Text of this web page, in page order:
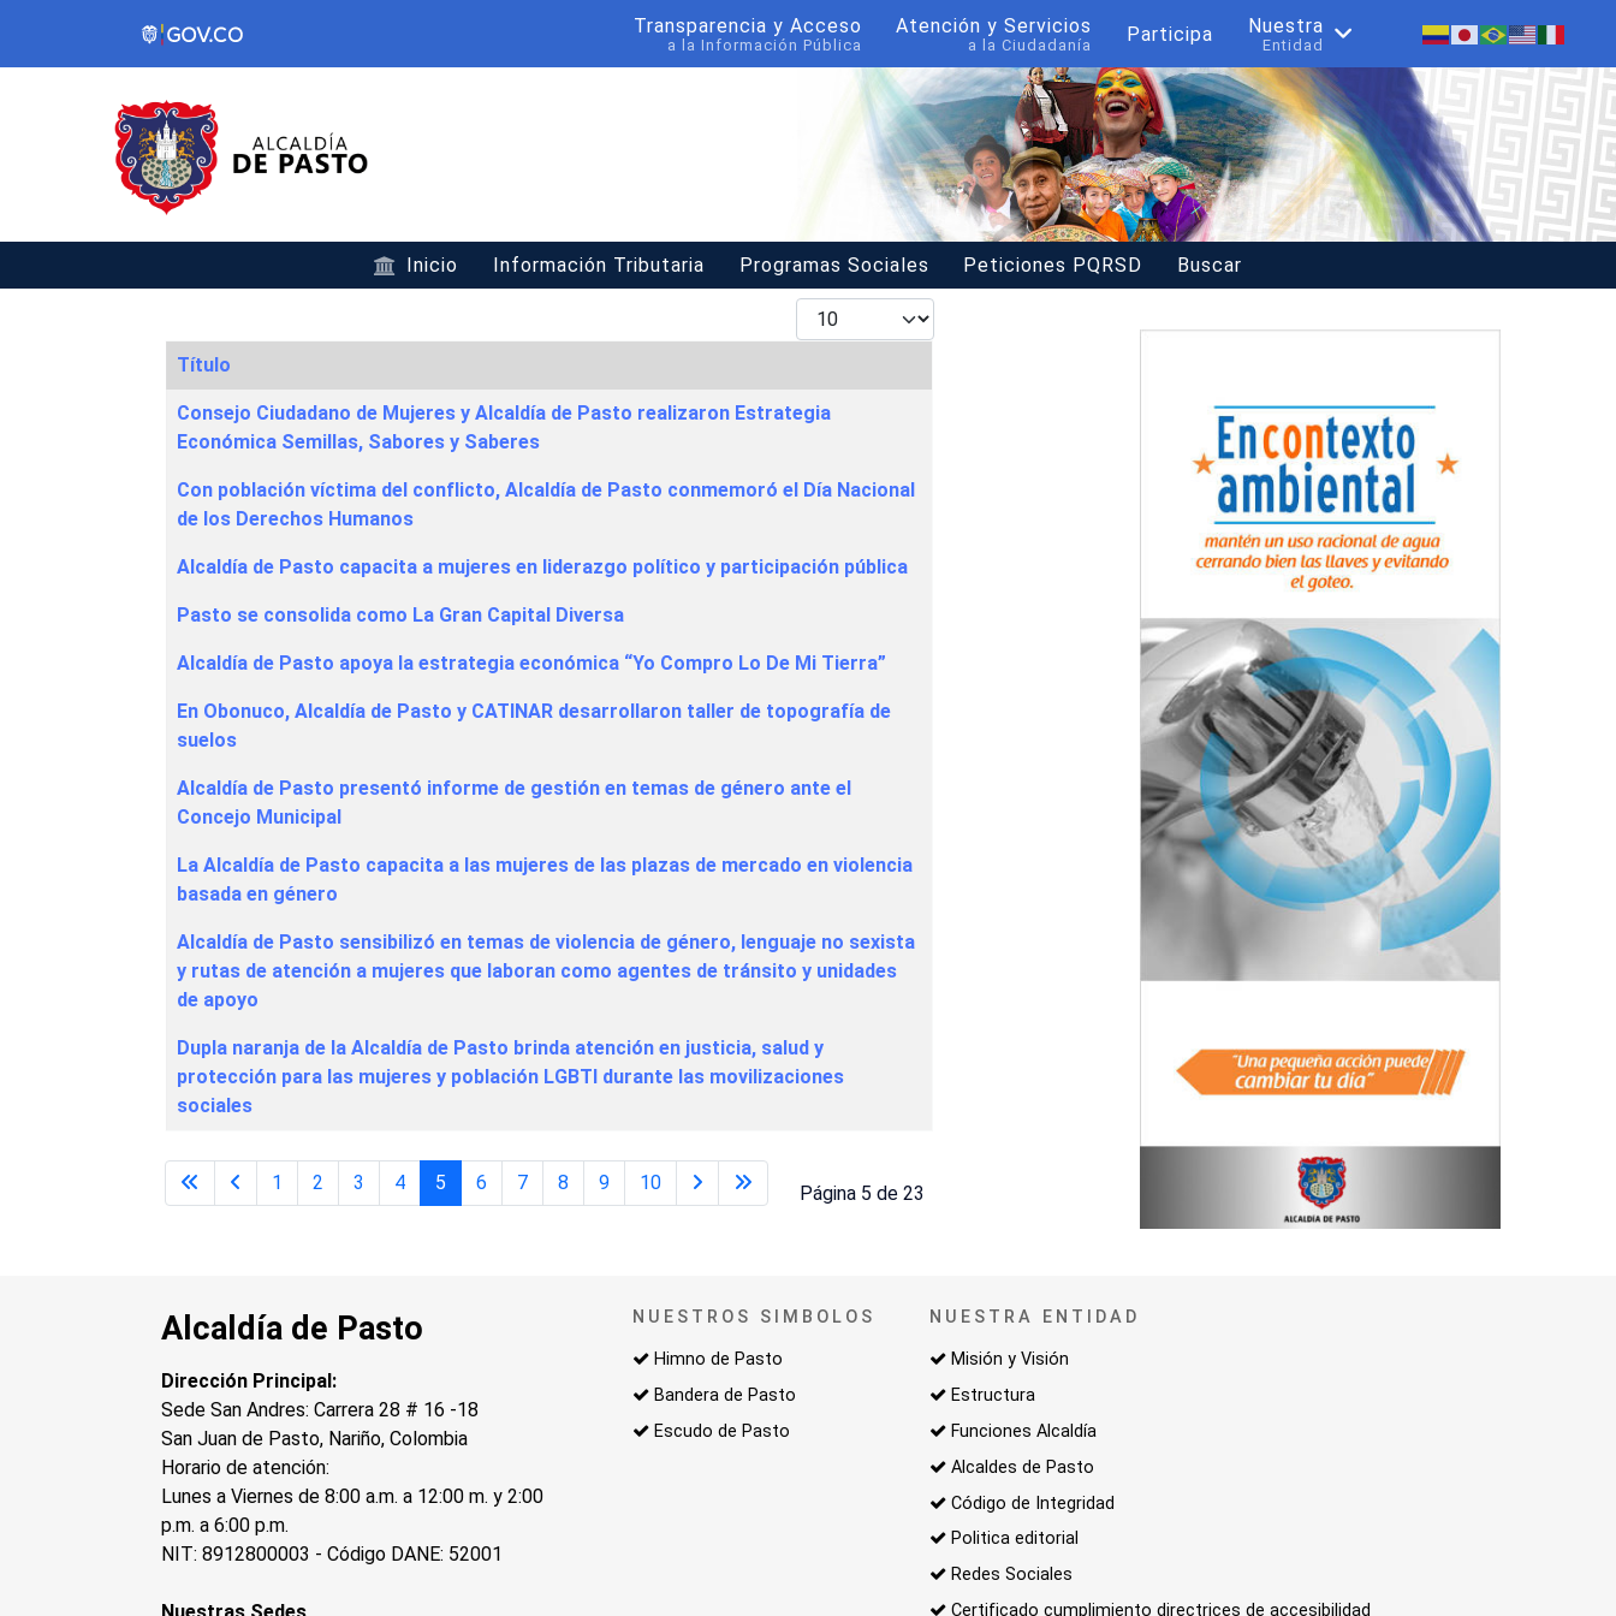
Transparencia y Acceso
a la Información Pública
Atención y Servicios
a la Ciudadanía Participa Nuestra
Entidad
Inicio Información Tributaria Programas Sociales Peticiones PQRSD
Buscar
Mostrar #
Articles
Título
Consejo Ciudadano de Mujeres y Alcaldía de Pasto realizaron Estrategia
Económica Semillas, Sabores y Saberes
Con población víctima del conflicto, Alcaldía de Pasto conmemoró el Día Nacional
de los Derechos Humanos
Alcaldía de Pasto capacita a mujeres en liderazgo político y participación pública
Pasto se consolida como La Gran Capital Diversa
Alcaldía de Pasto apoya la estrategia económica “Yo Compro Lo De Mi Tierra”
En Obonuco, Alcaldía de Pasto y CATINAR desarrollaron taller de topografía de
suelos
Alcaldía de Pasto presentó informe de gestión en temas de género ante el
Concejo Municipal
La Alcaldía de Pasto capacita a las mujeres de las plazas de mercado en violencia
basada en género
Alcaldía de Pasto sensibilizó en temas de violencia de género, lenguaje no sexista
y rutas de atención a mujeres que laboran como agentes de tránsito y unidades
de apoyo
Dupla naranja de la Alcaldía de Pasto brinda atención en justicia, salud y
protección para las mujeres y población LGBTI durante las movilizaciones
sociales
Página 5 de 23
1 2 3 4 5 6 7 8 9 10
Alcaldía de Pasto
Dirección Principal:
Sede San Andres: Carrera 28 # 16 -18
San Juan de Pasto, Nariño, Colombia
Horario de atención:
Lunes a Viernes de 8:00 a.m. a 12:00 m. y 2:00
p.m. a 6:00 p.m.
NIT: 8912800003 - Código DANE: 52001
NUESTROS SIMBOLOS
Himno de Pasto
Bandera de Pasto
Escudo de Pasto
NUESTRA ENTIDAD
Misión y Visión
Estructura
Funciones Alcaldía
Alcaldes de Pasto
Código de Integridad
Politica editorial
Redes Sociales
Certificado cumplimiento directrices de accesibilidad